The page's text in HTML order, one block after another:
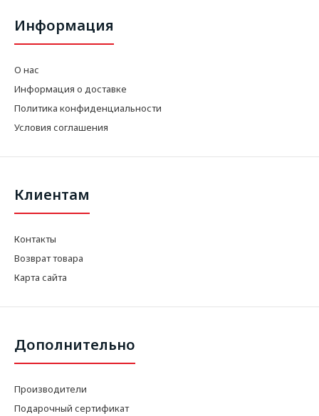
Информация
О нас
Информация о доставке
Политика конфиденциальности
Условия соглашения
Клиентам
Контакты
Возврат товара
Карта сайта
Дополнительно
Производители
Подарочный сертификат